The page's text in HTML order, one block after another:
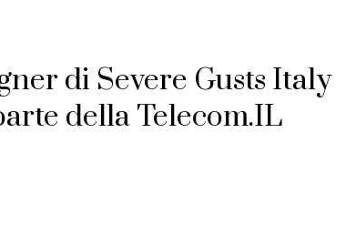
di Severe Gusts Italy
della Telecom.IL